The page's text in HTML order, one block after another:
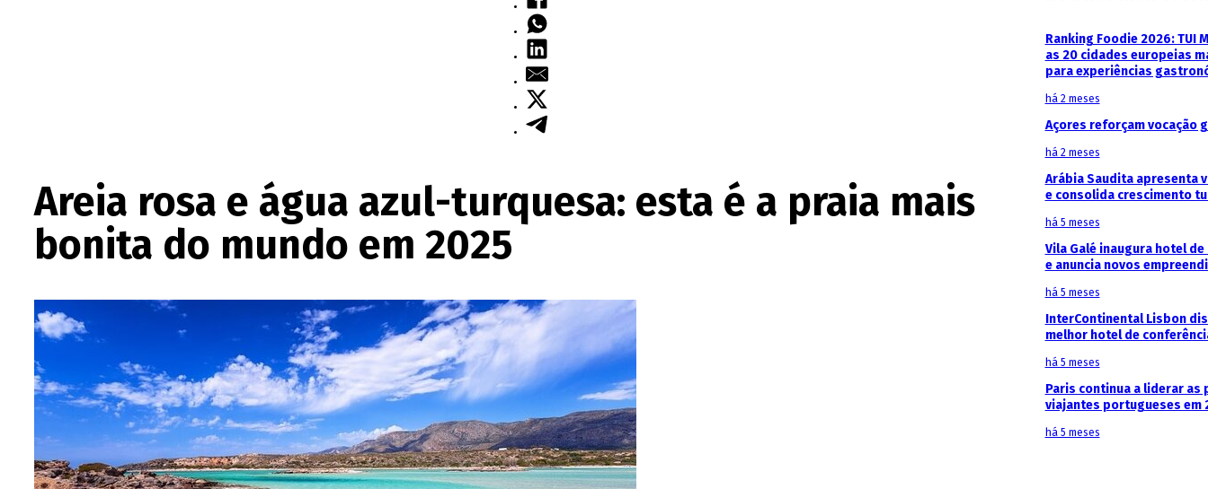
Areia rosa e água azul-turquesa: esta é a praia mais
bonita do mundo em 2025
Ranking Foodie 2026: TUI
as 20 cidades europeias
para experiências
há 2 meses
Açores reforçam vocação
há 2 meses
Arábia Saudita apresenta
e consolida crescimento
há 5 meses
Vila Galé inaugura hotel de
e anuncia novos
há 5 meses
InterContinental Lisbon
melhor hotel de
há 5 meses
Paris continua a liderar as
viajantes portugueses em
há 5 meses